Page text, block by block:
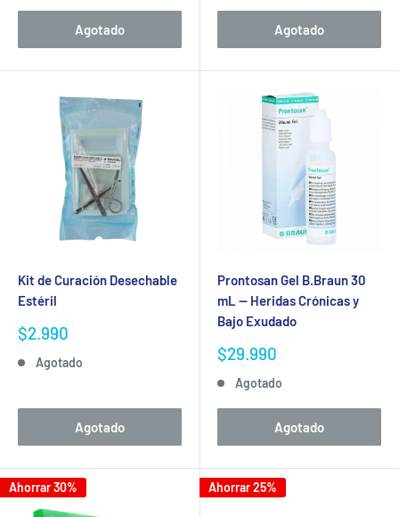
Agotado Agotado
Kit de Curación Desechable
Estéril
Precio
venta
$2.990
Agotado
Agotado
Prontosan Gel B.Braun 30
mL — Heridas Crónicas y
Bajo Exudado
Precio
venta
$29.990
Agotado
Agotado
Ahorrar 30% Ahorrar 25%